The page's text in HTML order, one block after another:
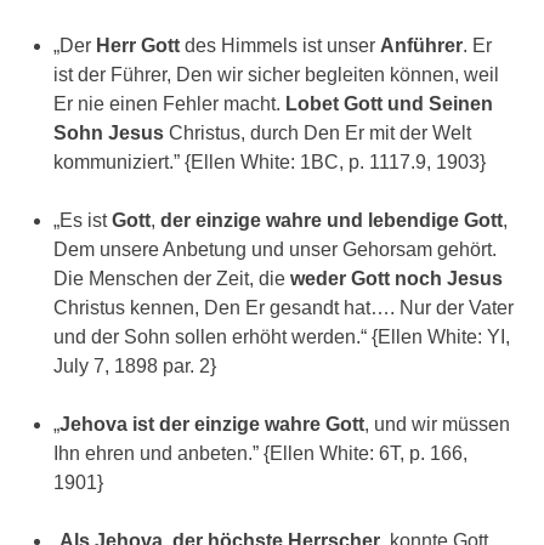
„Der Herr Gott des Himmels ist unser Anführer. Er
ist der Führer, Den wir sicher begleiten können, weil
Er nie einen Fehler macht. Lobet Gott und Seinen
Sohn Jesus Christus, durch Den Er mit der Welt
kommuniziert.” {Ellen White: 1BC, p. 1117.9, 1903}
„Es istGott, der einzige wahre und lebendige Gott,
Dem unsere Anbetung und unser Gehorsam gehört.
Die Menschen der Zeit, die weder Gott noch Jesus
Christus kennen, Den Er gesandt hat…. Nur der Vater
und der Sohn sollen erhöht werden.“ {Ellen White: YI,
July 7, 1898 par. 2}
„Jehova ist der einzige wahre Gott, und wir müssen
Ihn ehren und anbeten.” {Ellen White: 6T, p. 166,
1901}